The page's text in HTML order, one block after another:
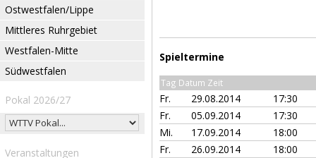
Ostwestfalen/Lippe
Mittleres Ruhrgebiet
Westfalen-Mitte
Südwestfalen
Pokal 2026/27
Veranstaltungen
Spieltermine
Tag Datum Zeit
Fr. 29.08.2014
17:30
Fr.
05.09.2014
17:30
Mi.
17.09.2014
18:00
Fr.
26.09.2014
18:00